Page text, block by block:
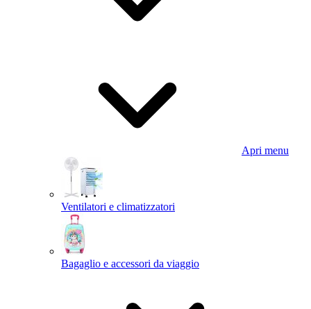
Apri menu
Ventilatori e climatizzatori
Bagaglio e accessori da viaggio